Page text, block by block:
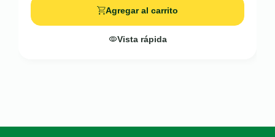
Agregar al carrito
Vista rápida